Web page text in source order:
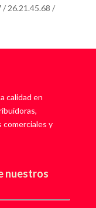
/ 26.21.45.68 /
calidad en
comerciales y
nuestros